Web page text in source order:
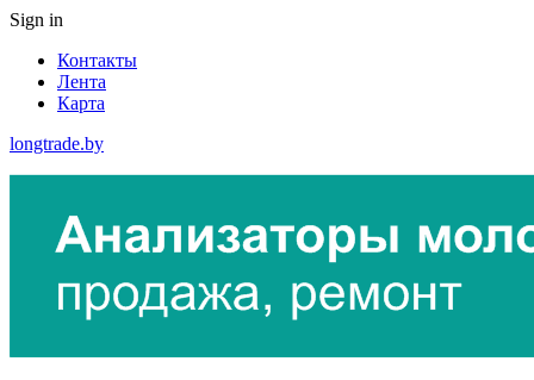
Sign in
Контакты
Лента
Карта
longtrade.by